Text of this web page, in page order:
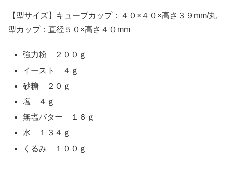
【型サイズ】キューブカップ：４０×４０×高さ３９mm/丸
型カップ：直径５０×高さ４０mm
強力粉 ２００ｇ
イースト ４ｇ
砂糖 ２０ｇ
塩 ４ｇ
無塩バター １６ｇ
水 １３４ｇ
くるみ １００ｇ